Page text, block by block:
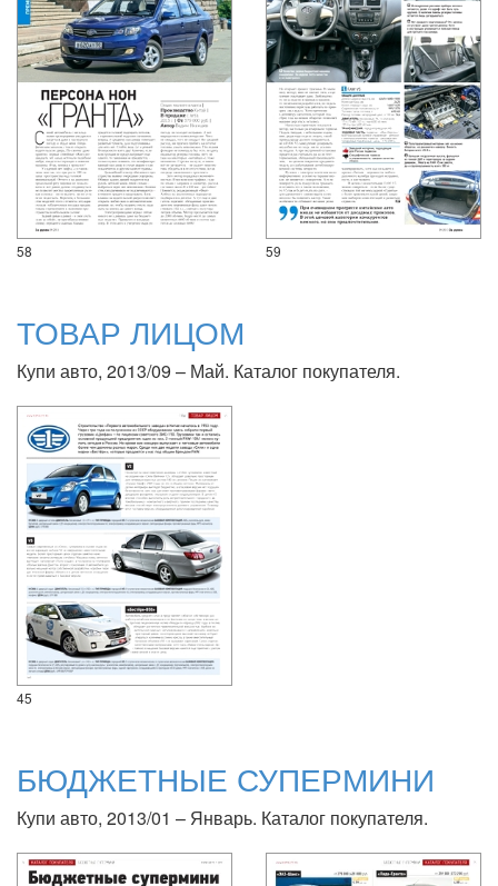
58 59
ТОВАР ЛИЦОМ
Купи авто, 2013/09 – Май. Каталог покупателя.
45
БЮДЖЕТНЫЕ СУПЕРМИНИ
Купи авто, 2013/01 – Январь. Каталог покупателя.